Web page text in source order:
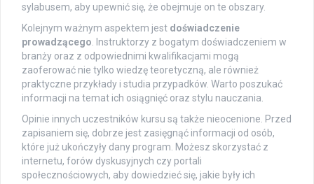
sylabusem, aby upewnić się, że obejmuje on te obszary.
Kolejnym ważnym aspektem jest doświadczenie
prowadzącego . Instruktorzy z bogatym doświadczeniem w
branży oraz z odpowiednimi kwalifikacjami mogą
zaoferować nie tylko wiedzę teoretyczną, ale również
praktyczne przykłady i studia przypadków. Warto poszukać
informacji na temat ich osiągnięć oraz stylu nauczania.
Opinie innych uczestników kursu są także nieocenione. Przed
zapisaniem się, dobrze jest zasięgnąć informacji od osób,
które już ukończyły dany program. Możesz skorzystać z
internetu, forów dyskusyjnych czy portali
społecznościowych, aby dowiedzieć się, jakie były ich